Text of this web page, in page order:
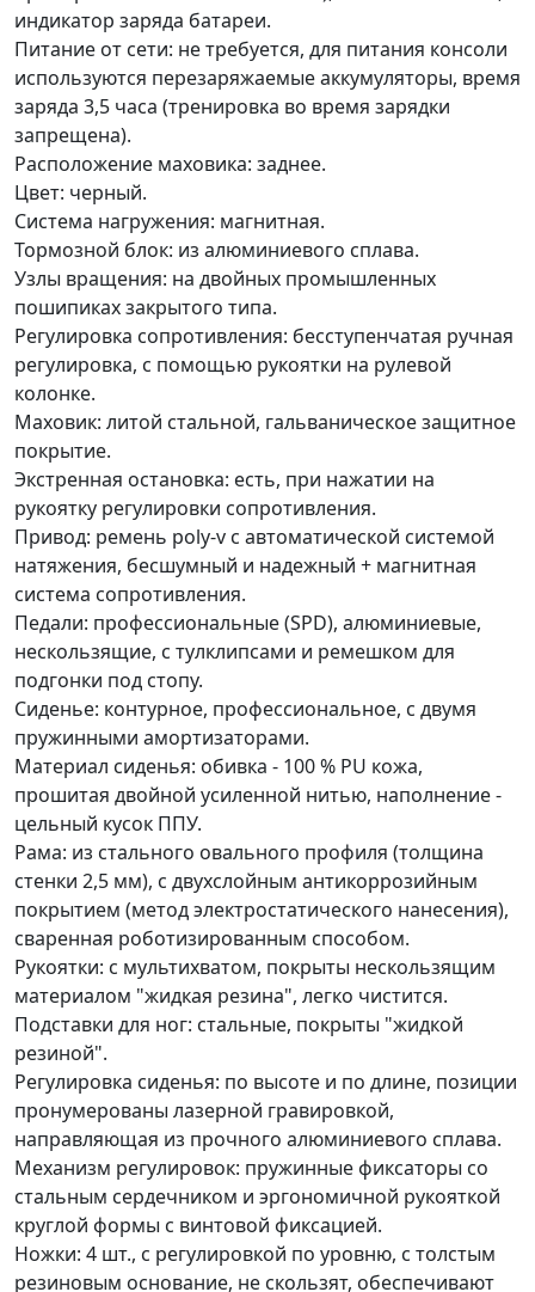
индикатор заряда батареи.
Питание от сети: не требуется, для питания консоли
используются перезаряжаемые аккумуляторы, время
заряда 3,5 часа (тренировка во время зарядки
запрещена).
Расположение маховика: заднее.
Цвет: черный.
Система нагружения: магнитная.
Тормозной блок: из алюминиевого сплава.
Узлы вращения: на двойных промышленных
пошипиках закрытого типа.
Регулировка сопротивления: бесступенчатая ручная
регулировка, с помощью рукоятки на рулевой
колонке.
Маховик: литой стальной, гальваническое защитное
покрытие.
Экстренная остановка: есть, при нажатии на
рукоятку регулировки сопротивления.
Привод: ремень poly-v c автоматической системой
натяжения, бесшумный и надежный + магнитная
система сопротивления.
Педали: профессиональные (SPD), алюминиевые,
нескользящие, с тулклипсами и ремешком для
подгонки под стопу.
Сиденье: контурное, профессиональное, с двумя
пружинными амортизаторами.
Материал сиденья: обивка - 100 % PU кожа,
прошитая двойной усиленной нитью, наполнение -
цельный кусок ППУ.
Рама: из стального овального профиля (толщина
стенки 2,5 мм), с двухслойным антикоррозийным
покрытием (метод электростатического нанесения),
сваренная роботизированным способом.
Рукоятки: с мультихватом, покрыты нескользящим
материалом "жидкая резина", легко чистится.
Подставки для ног: стальные, покрыты "жидкой
резиной".
Регулировка сиденья: по высоте и по длине, позиции
пронумерованы лазерной гравировкой,
направляющая из прочного алюминиевого сплава.
Механизм регулировок: пружинные фиксаторы со
стальным сердечником и эргономичной рукояткой
круглой формы с винтовой фиксацией.
Ножки: 4 шт., с регулировкой по уровню, с толстым
резиновым основание, не скользят, обеспечивают